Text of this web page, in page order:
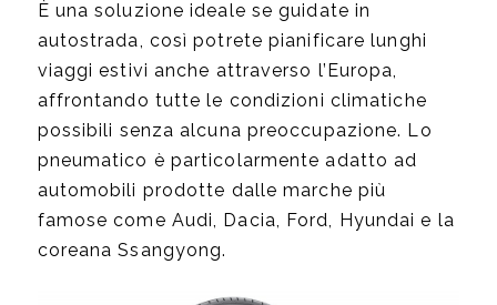
È una soluzione ideale se guidate in
autostrada, così potrete pianificare lunghi
viaggi estivi anche attraverso l’Europa,
affrontando tutte le condizioni climatiche
possibili senza alcuna preoccupazione. Lo
pneumatico è particolarmente adatto ad
automobili prodotte dalle marche più
famose come Audi, Dacia, Ford, Hyundai e la
coreana Ssangyong.